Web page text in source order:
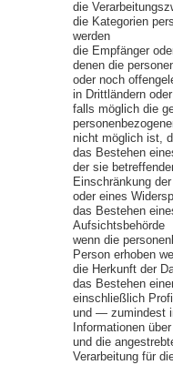
die
die Kategorien
werden
die Empfänger
denen die
oder noch
in Drittländern
falls möglich die
nicht möglich ist,
das Bestehen
der sie
Einschränkung
oder eines
das Bestehen
Aufsichtsbehörde
wenn die
Person erhoben
die Herkunft der
das Bestehen
einschließlich
und — zumindest
Informationen
und die
Verarbeitung für